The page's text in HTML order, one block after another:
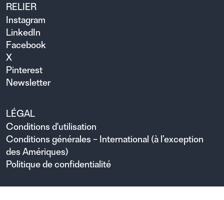
RELIER
Instagram
LinkedIn
Facebook
X
Pinterest
Newsletter
LÉGAL
Conditions d'utilisation
Conditions générales – International (à l’exception
des Amériques)
Politique de confidentialité